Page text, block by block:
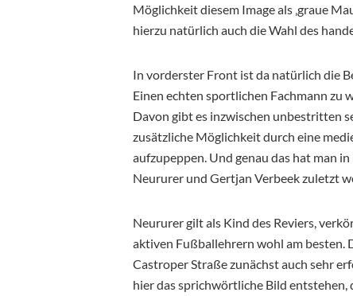
Möglichkeit diesem Image als ‚graue
hierzu natürlich auch die Wahl des
In vorderster Front ist da natürlich die
Einen echten sportlichen Fachmann zu
Davon gibt es inzwischen unbestritten
zusätzliche Möglichkeit durch eine
aufzupeppen. Und genau das hat man
Neururer und Gertjan Verbeek zuletzt
Neururer gilt als Kind des Reviers,
aktiven Fußballehrern wohl am besten.
Castroper Straße zunächst auch sehr
hier das sprichwörtliche Bild entstehen,